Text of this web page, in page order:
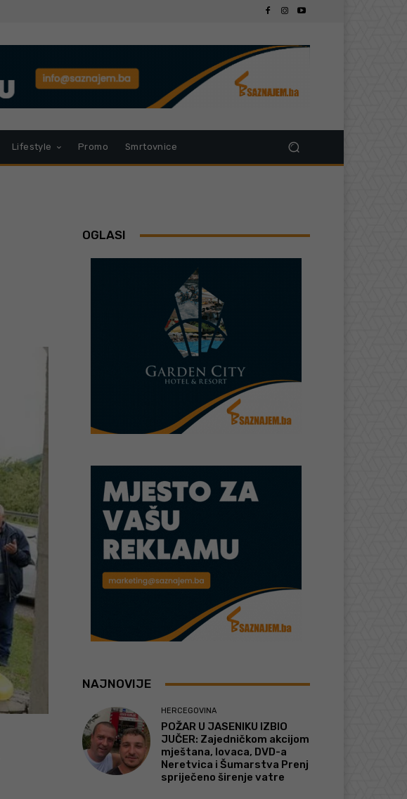
Lifestyle Promo Smrtovnice
OGLASI
NAJNOVIJE
HERCEGOVINA
POŽAR U JASENIKU IZBIO
JUČER: Zajedničkom akcijom
mještana, lovaca, DVD-a
Neretvica i Šumarstva Prenj
spriječeno širenje vatre